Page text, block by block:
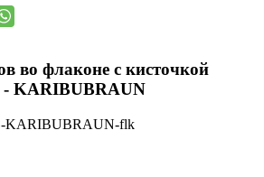
во флаконе с кисточкой
- KARIBUBRAUN
KARIBUBRAUN-flk